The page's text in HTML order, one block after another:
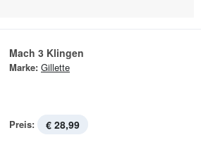
Mach 3 Klingen
Marke: Gillette
Preis: € 28,99